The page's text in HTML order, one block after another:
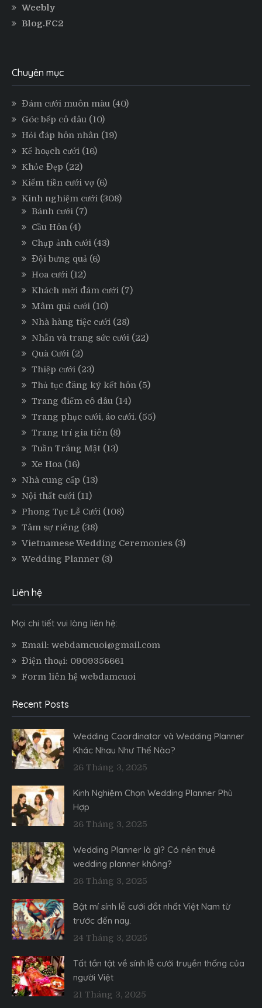
Weebly
Blog.FC2
Chuyên mục
Đám cưới muôn màu (40)
Góc bếp cô dâu (10)
Hỏi đáp hôn nhân (19)
Kế hoạch cưới (16)
Khỏe Đẹp (22)
Kiếm tiền cưới vợ (6)
Kinh nghiệm cưới (308)
Bánh cưới (7)
Cầu Hôn (4)
Chụp ảnh cưới (43)
Đội bưng quả (6)
Hoa cưới (12)
Khách mời đám cưới (7)
Mâm quả cưới (10)
Nhà hàng tiệc cưới (28)
Nhẫn và trang sức cưới (22)
Quà Cưới (2)
Thiệp cưới (23)
Thủ tục đăng ký kết hôn (5)
Trang điểm cô dâu (14)
Trang phục cưới, áo cưới. (55)
Trang trí gia tiên (8)
Tuần Trăng Mật (13)
Xe Hoa (16)
Nhà cung cấp (13)
Nội thất cưới (11)
Phong Tục Lễ Cưới (108)
Tâm sự riêng (38)
Vietnamese Wedding Ceremonies (3)
Wedding Planner (3)
Liên hệ
Mọi chi tiết vui lòng liên hệ:
Email: webdamcuoi@gmail.com
Điện thoại: 0909356661
Form liên hệ webdamcuoi
Recent Posts
Wedding Coordinator và Wedding Planner
Khác Nhau Như Thế Nào?
26 Tháng 3, 2025
Kinh Nghiệm Chọn Wedding Planner Phù
Hợp
26 Tháng 3, 2025
Wedding Planner là gì? Có nên thuê
wedding planner không?
26 Tháng 3, 2025
Bật mí sính lễ cưới đắt nhất Việt Nam từ
trước đến nay.
24 Tháng 3, 2025
Tất tần tật về sính lễ cưới truyền thống của
người Việt
21 Tháng 3, 2025